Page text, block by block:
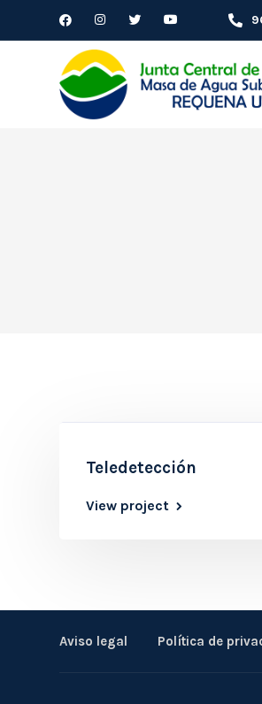
Teledetección
View project
Aviso legal Política de